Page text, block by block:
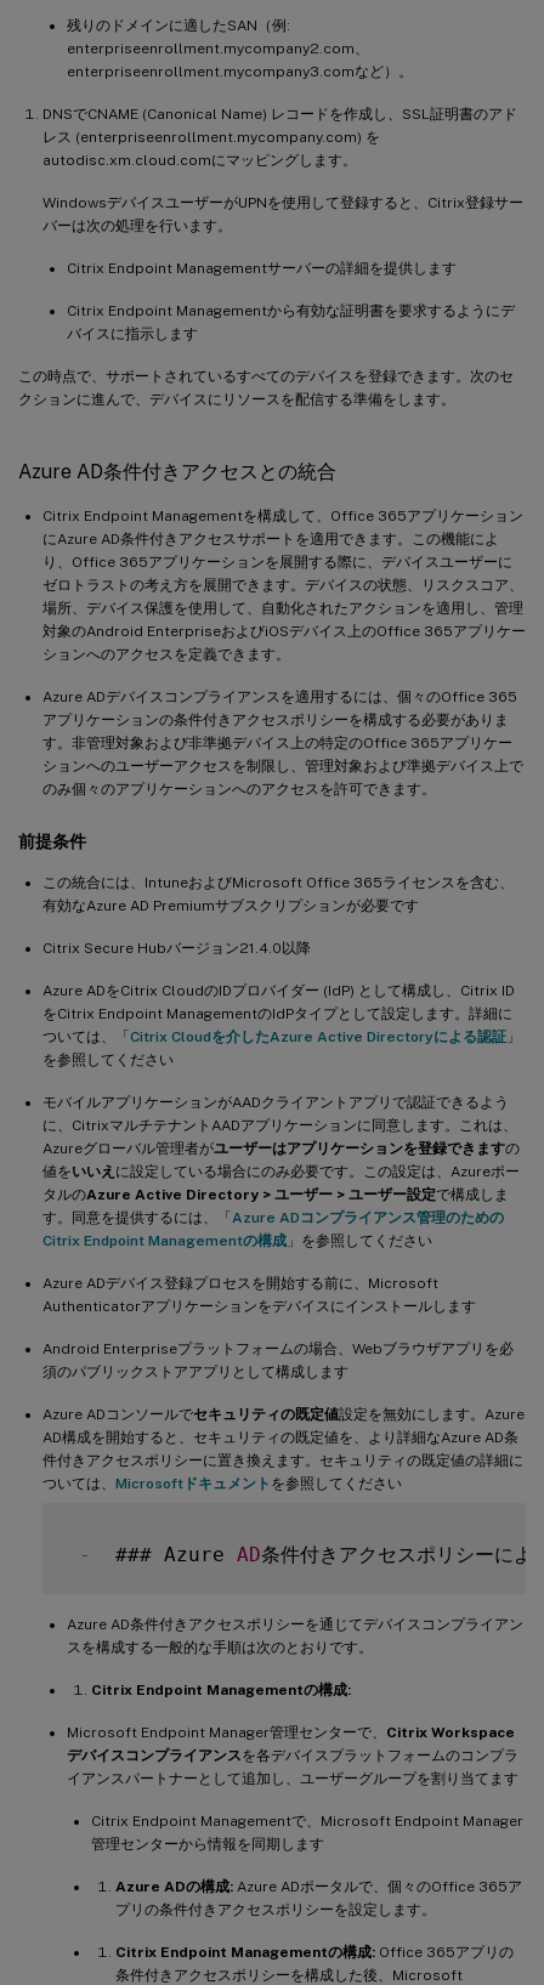
残りのドメインに適したSAN（例:
enterpriseenrollment.mycompany2.com、
enterpriseenrollment.mycompany3.comなど）。
DNSでCNAME (Canonical Name) レコードを作成し、SSL証明書のアド
レス (enterpriseenrollment.mycompany.com) を
autodisc.xm.cloud.comにマッピングします。
WindowsデバイスユーザーがUPNを使用して登録すると、Citrix登録サー
バーは次の処理を行います。
Citrix Endpoint Managementサーバーの詳細を提供します
Citrix Endpoint Managementから有効な証明書を要求するようにデ
バイスに指示します
この時点で、サポートされているすべてのデバイスを登録できます。次のセ
クションに進んで、デバイスにリソースを配信する準備をします。
Azure AD条件付きアクセスとの統合
Citrix Endpoint Managementを構成して、Office 365アプリケーション
にAzure AD条件付きアクセスサポートを適用できます。この機能によ
り、Office 365アプリケーションを展開する際に、デバイスユーザーに
ゼロトラストの考え方を展開できます。デバイスの状態、リスクスコア、
場所、デバイス保護を使用して、自動化されたアクションを適用し、管理
対象のAndroid EnterpriseおよびiOSデバイス上のOffice 365アプリケー
ションへのアクセスを定義できます。
Azure ADデバイスコンプライアンスを適用するには、個々のOffice 365
アプリケーションの条件付きアクセスポリシーを構成する必要がありま
す。非管理対象および非準拠デバイス上の特定のOffice 365アプリケー
ションへのユーザーアクセスを制限し、管理対象および準拠デバイス上で
のみ個々のアプリケーションへのアクセスを許可できます。
前提条件
この統合には、IntuneおよびMicrosoft Office 365ライセンスを含む、
有効なAzure AD Premiumサブスクリプションが必要です
Citrix Secure Hubバージョン21.4.0以降
Azure ADをCitrix CloudのIDプロバイダー (IdP) として構成し、Citrix ID
をCitrix Endpoint ManagementのIdPタイプとして設定します。詳細に
ついては、「Citrix Cloudを介したAzure Active Directoryによる認証 」
を参照してください
モバイルアプリケーションがAADクライアントアプリで認証できるよう
に、CitrixマルチテナントAADアプリケーションに同意します。これは、
Azureグローバル管理者がユーザーはアプリケーションを登録できますの
値をいいえ に設定している場合にのみ必要です。この設定は、Azureポー
タルのAzure Active Directory > ユーザー > ユーザー設定で構成しま
す。同意を提供するには、「Azure ADコンプライアンス管理のための
Citrix Endpoint Managementの構成 」を参照してください
Azure ADデバイス登録プロセスを開始する前に、Microsoft
Authenticatorアプリケーションをデバイスにインストールします
Android Enterpriseプラットフォームの場合、Webブラウザアプリを必
須のパブリックストアアプリとして構成します
Azure ADコンソールでセキュリティの既定値設定を無効にします。Azure
AD構成を開始すると、セキュリティの既定値を、より詳細なAzure AD条
件付きアクセスポリシーに置き換えます。セキュリティの既定値の詳細に
ついては、 Microsoftドキュメント を参照してください
-
  ### Azure
AD
Azure AD条件付きアクセスポリシーを通じてデバイスコンプライアン
スを構成する一般的な手順は次のとおりです。
Citrix Endpoint Managementの構成:
Microsoft Endpoint Manager管理センターで、 Citrix Workspace
デバイスコンプライアンスを各デバイスプラットフォームのコンプラ
イアンスパートナーとして追加し、ユーザーグループを割り当てます
Citrix Endpoint Managementで、Microsoft Endpoint Manager
管理センターから情報を同期します
Azure ADの構成: Azure ADポータルで、個々のOffice 365ア
プリの条件付きアクセスポリシーを設定します。
Citrix Endpoint Managementの構成: Office 365アプリの
条件付きアクセスポリシーを構成した後、Microsoft